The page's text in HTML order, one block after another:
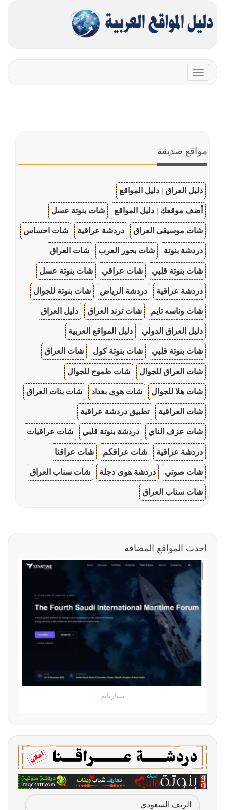
Toggle
navigation
مواقع صديقة
دليل العراق | دليل المواقع
أضف موقعك | دليل المواقع شات بنوتة عسل
شات موسيقى العراق دردشة عراقية شات احساس
دردشة بنوتة شات بحور العرب شات العراق
شات بنوتة قلبي شات عراقي شات بنوتة عسل
دردشة عراقية دردشة الرياض شات بنوتة للجوال
شات وناسه تايم شات ترند العراق دليل العراق
دليل العراق الدولي دليل المواقع العربية
شات بنوتة قلبي شات بنوتة كول شات العراق
شات العراق للجوال شات طموح للجوال
شات هلا للجوال شات هوى بغداد شات بنات العراق
شات العراقية تطبيق دردشة عراقية
شات عزف الناي دردشة بنوتة قلبي شات عراقيات
دردشة عراقية شات عراقكم شات عراقنا
شات صوتي دردشة هوى دجلة شات سناب العراق
شات سناب العراق
أحدث المواقع المضافه
ستارتايم
الريف السعودي